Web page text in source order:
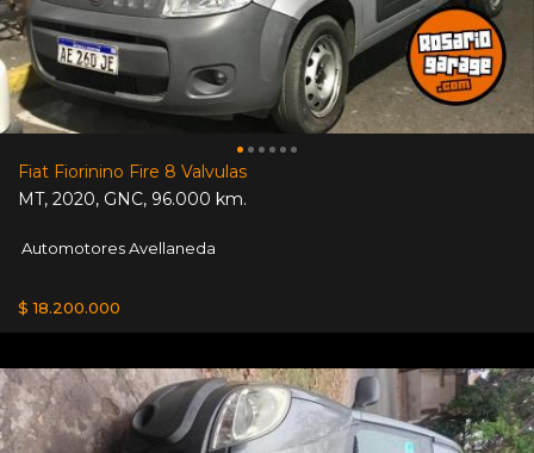
Fiat Fiorinino Fire 8 Valvulas
MT, 2020, GNC, 96.000 km.
Automotores Avellaneda
$ 18.200.000